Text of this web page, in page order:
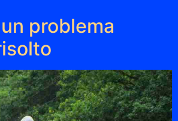
problema